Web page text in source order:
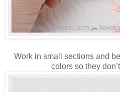
Work in small sections and
colors so they